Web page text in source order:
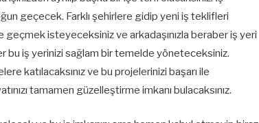
geçecek. Farklı şehirlere gidip yeni iş teklifleri
geçmek isteyeceksiniz ve arkadaşınızla beraber iş yeri
bu iş yerinizi sağlam bir temelde yöneteceksiniz.
katılacaksınız ve bu projelerinizi başarı ile
tamamen güzelleştirme imkanı bulacaksınız.